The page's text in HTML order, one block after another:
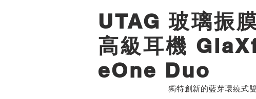
UTAG 玻璃振
高級耳機
eOne Duo
獨特創新的藍芽環繞式